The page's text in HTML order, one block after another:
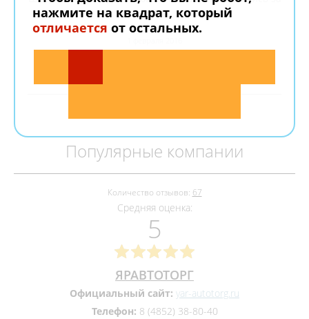
день.
Популярные компании
Количество отзывов: 67
Средняя оценка:
5
ЯРАВТОТОРГ
Официальный сайт: yar-autotorg.ru
Телефон: 8 (4852) 38-80-40
нажмите на квадрат, который
отличается от остальных.